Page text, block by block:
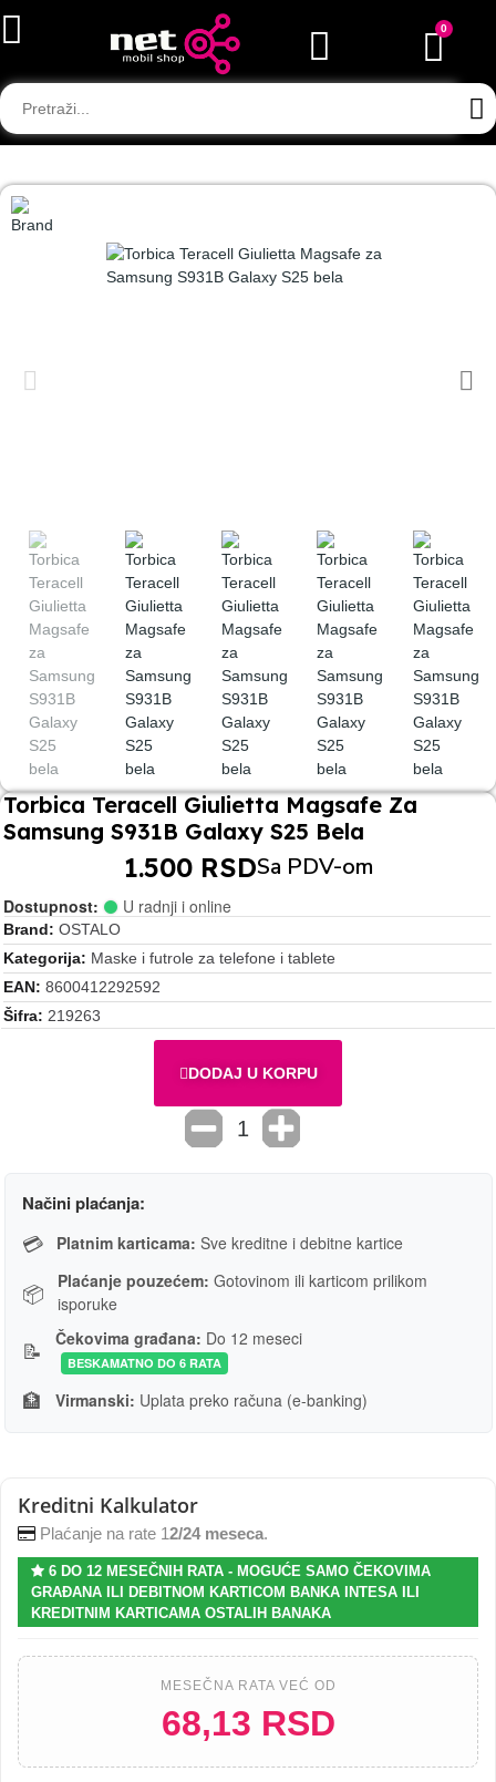
Torbica Teracell Giulietta Magsafe Za
Samsung S931B Galaxy S25 Bela
1.500 RSDSa PDV-om
Dostupnost: U radnji i online
Brand
OSTALO
Kategorija
Maske i futrole za telefone i tablete
EAN 8600412292592
Šifra 219263
DODAJ U KORPU
Načini plaćanja:
💳 Platnim karticama: Sve kreditne i debitne kartice
📦 Plaćanje pouzećem: Gotovinom ili karticom prilikom
isporuke
📝 Čekovima građana: Do 12 meseci
BESKAMATNO DO 6 RATA
🏦 Virmanski: Uplata preko računa (e-banking)
Kreditni Kalkulator
Plaćanje na rate 12/24 meseca.
6 DO 12 MESEČNIH RATA - MOGUĆE SAMO ČEKOVIMA
GRAĐANA ILI DEBITNOM KARTICOM BANKA INTESA ILI
KREDITNIM KARTICAMA OSTALIH BANAKA
MESEČNA RATA VEĆ OD
68,13 RSD